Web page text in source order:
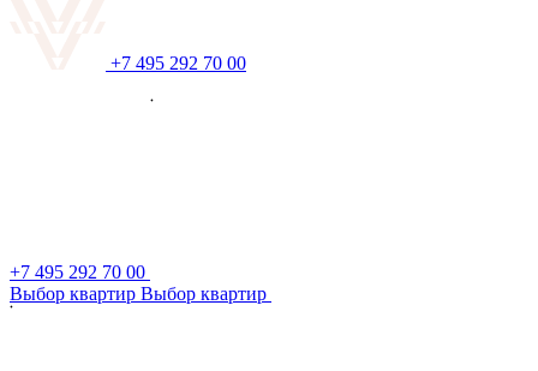
+7 495 292 70 00
+7 495 292 70 00
Выбор квартир Выбор квартир